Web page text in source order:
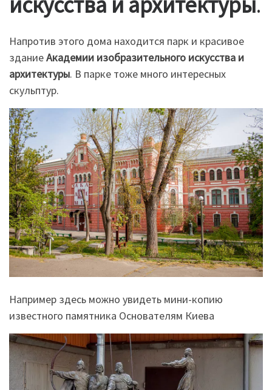
Напротив этого дома находится парк и красивое
зданиеАкадемии изобразительного искусства и
архитектуры. В парке тоже много интересных
скульптур.
Например здесь можно увидеть мини-копию
известного памятника Основателям Киева